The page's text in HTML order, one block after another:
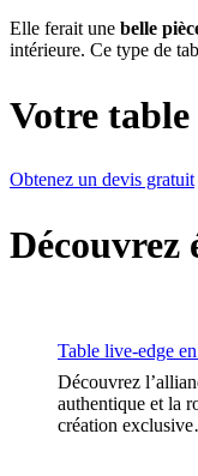
Elle ferait une belle
intérieure. Ce type de
Votre
Obtenez un devis gratuit
Découvrez
Table live-edge
Découvrez
authentique et la
création